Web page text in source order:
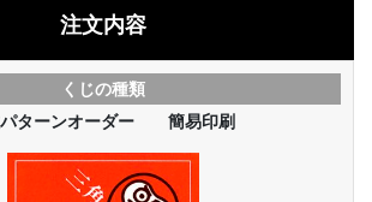
注文内容
くじの種類
パターンオーダー 簡易印刷